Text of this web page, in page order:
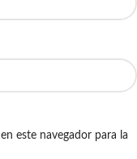
este navegador para la